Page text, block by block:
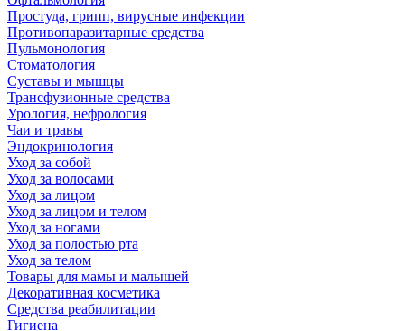
Простуда, грипп, вирусные инфекции
Противопаразитарные средства
Пульмонология
Стоматология
Суставы и мышцы
Трансфузионные средства
Урология, нефрология
Чаи и травы
Эндокринология
Уход за собой
Уход за волосами
Уход за лицом
Уход за лицом и телом
Уход за ногами
Уход за полостью рта
Уход за телом
Товары для мамы и малышей
Декоративная косметика
Средства реабилитации
Гигиена